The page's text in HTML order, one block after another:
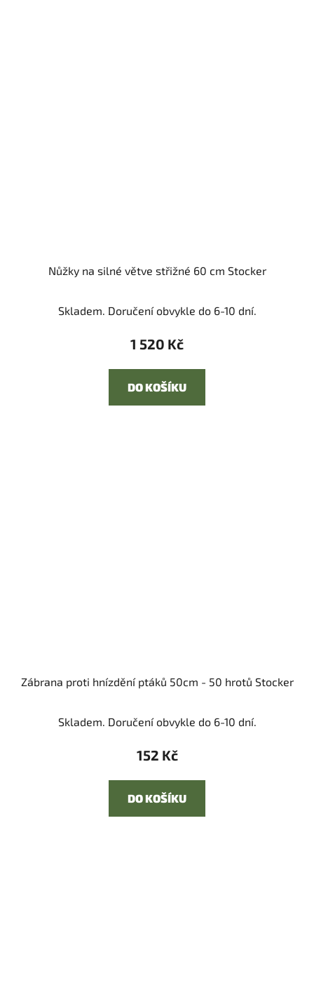
Nůžky na silné větve střižné 60 cm Stocker
Skladem. Doručení obvykle do 6-10 dní.
1 520 Kč
DO KOŠÍKU
Zábrana proti hnízdění ptáků 50cm - 50 hrotů Stocker
Skladem. Doručení obvykle do 6-10 dní.
152 Kč
DO KOŠÍKU